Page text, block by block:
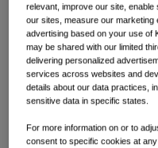
Kenvue si concentra
relevant, improve our site,
our sites, measure our marketing
advertising based on your use of
may be shared with our limited
delivering personalized
services across websites and
details about our data practices,
sensitive data in specific states.
For more information on or to
consent to specific cookies at any